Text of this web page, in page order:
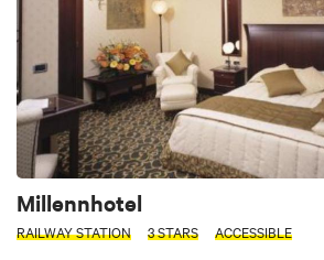
Millennhotel
RAILWAY STATION 3 STARS ACCESSIBLE